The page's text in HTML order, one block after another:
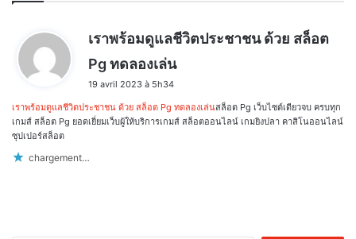
เราพร้อมดูแลชีวิตประชาชน ด้วย สล็อต
Pg ทดลองเล่น
:
19 avril 2023 à 5h34
เราพร้อมดูแลชีวิตประชาชน ด้วย สล็อต Pg ทดลองเล่นสล็อต Pg เว็บไซต์เดียวจบ ครบทุก
เกมส์ สล็อต Pg ยอดเยี่ยมเว็บผู้ให้บริการเกมส์ สล็อตออนไลน์ เกมยิงปลา คาสิโนออนไลน์
ซุปเปอร์สล็อต
chargement…